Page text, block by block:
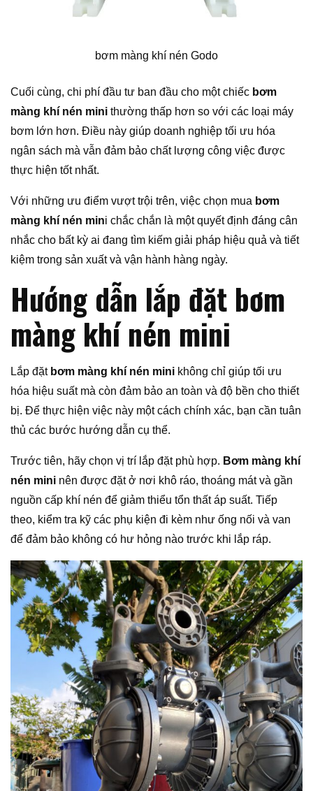
bơm màng khí nén Godo
Cuối cùng, chi phí đầu tư ban đầu cho một chiếc bơm
màng khí nén mini thường thấp hơn so với các loại máy
bơm lớn hơn. Điều này giúp doanh nghiệp tối ưu hóa
ngân sách mà vẫn đảm bảo chất lượng công việc được
thực hiện tốt nhất.
Với những ưu điểm vượt trội trên, việc chọn mua bơm
màng khí nén mini chắc chắn là một quyết định đáng cân
nhắc cho bất kỳ ai đang tìm kiếm giải pháp hiệu quả và tiết
kiệm trong sản xuất và vận hành hàng ngày.
Hướng dẫn lắp đặt bơm
màng khí nén mini
Lắp đặt bơm màng khí nén mini không chỉ giúp tối ưu
hóa hiệu suất mà còn đảm bảo an toàn và độ bền cho thiết
bị. Để thực hiện việc này một cách chính xác, bạn cần tuân
thủ các bước hướng dẫn cụ thể.
Trước tiên, hãy chọn vị trí lắp đặt phù hợp. Bơm màng khí
nén mini nên được đặt ở nơi khô ráo, thoáng mát và gần
nguồn cấp khí nén để giảm thiểu tổn thất áp suất. Tiếp
theo, kiểm tra kỹ các phụ kiện đi kèm như ống nối và van
để đảm bảo không có hư hỏng nào trước khi lắp ráp.